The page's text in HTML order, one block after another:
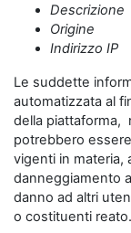
Descrizione
Origine
Indirizzo IP
Le suddette
automatizzata al
della piattaforma,
potrebbero
vigenti in materia,
danneggiamento
danno ad altri
o costituenti reato.